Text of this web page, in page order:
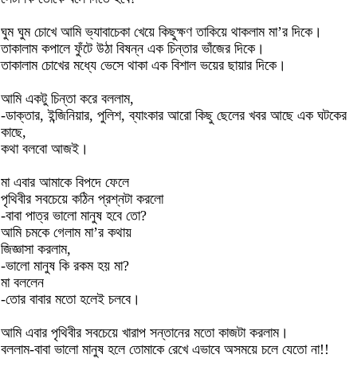
ঘুম ঘুম চোখে আমি ভ্যাবাচেকা খেয়ে কিছুক্ষণ তাকিয়ে থাকলাম মা’র দিকে।
তাকালাম কপালে ফুঁটে উঠা বিষন্ন এক চিন্তার ভাঁজের দিকে।
তাকালাম চোখের মধ্যে ভেসে থাকা এক বিশাল ভয়ের ছায়ার দিকে।
আমি একটু চিন্তা করে বললাম,
-ডাক্তার, ইন্জিনিয়ার, পুলিশ, ব্যাংকার আরো কিছু ছেলের খবর আছে এক ঘটকের
কাছে,
কথা বলবো আজই।
মা এবার আমাকে বিপদে ফেলে
পৃথিবীর সবচেয়ে কঠিন প্রশ্নটা করলো
-বাবা পাত্র ভালো মানুষ হবে তো?
আমি চমকে গেলাম মা’র কথায়
জিজ্ঞাসা করলাম,
-ভালো মানুষ কি রকম হয় মা?
মা বললেন
-তোর বাবার মতো হলেই চলবে।
আমি এবার পৃথিবীর সবচেয়ে খারাপ সন্তানের মতো কাজটা করলাম।
বললাম-বাবা ভালো মানুষ হলে তোমাকে রেখে এভাবে অসময়ে চলে যেতো না!!